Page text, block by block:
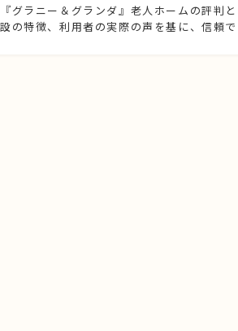
グラニー＆グランダ』老人ホームの評判
の特徴、利用者の実際の声を基に、信頼